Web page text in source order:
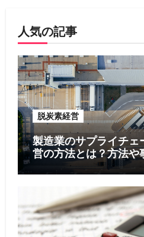
人気の記事
脱炭素経営
製造業のサプライチェ
営の方法とは？方法や